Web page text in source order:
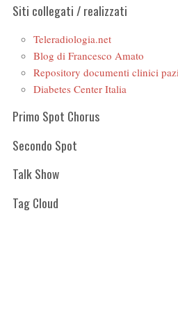
Siti collegati / realizzati
Teleradiologia.net
Blog di Francesco Amato
Repository documenti clinici
Diabetes Center Italia
Primo Spot Chorus
Secondo Spot
Talk Show
Tag Cloud